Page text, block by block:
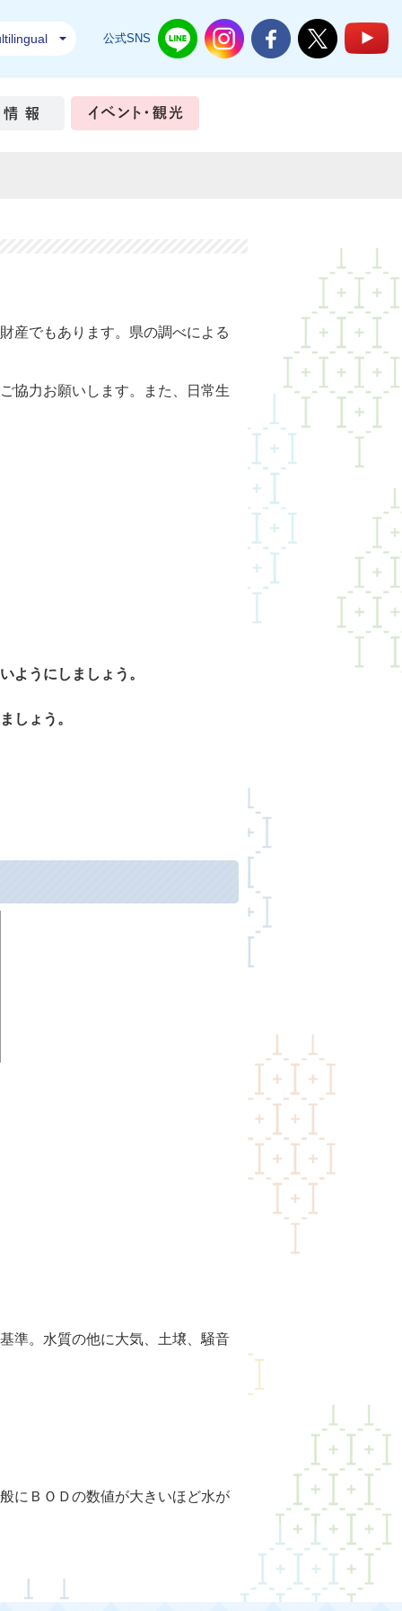
公式SNS 結城市公式LINE結城市公式Instagram
結城市公式Facebook
結城市公式
づくり 市政情報
産でもあります。県の調べによる
協力お願いします。また、日常生
ようにしましょう。
しょう。
準。水質の他に大気、土壌、騒音
にＢＯＤの数値が大きいほど水が